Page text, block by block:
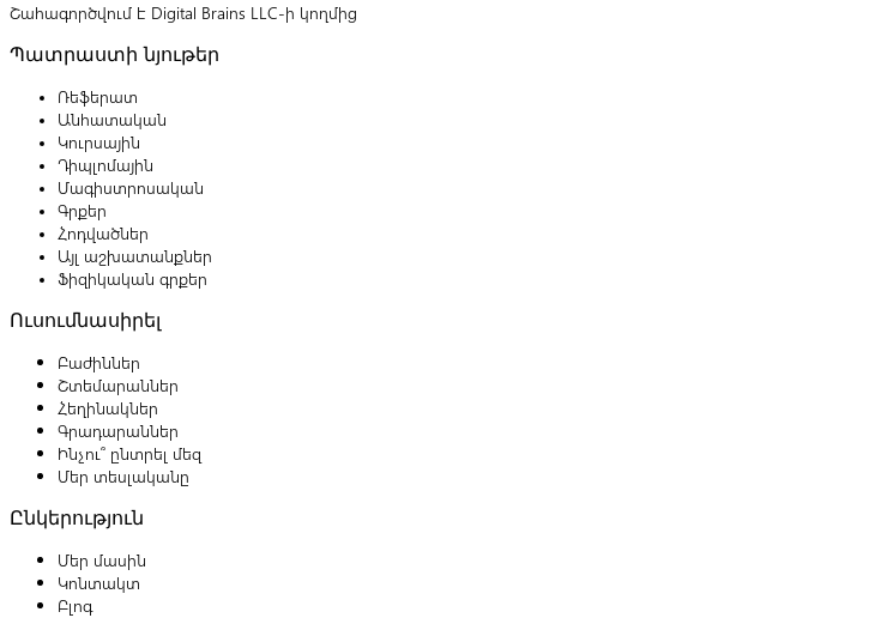
Շահագործվում է Digital Brains LLC-ի կողմից
Պատրաստի նյութեր
Ռեֆերատ
Անհատական
Կուրսային
Դիպլոմային
Մագիստրոսական
Գրքեր
Հոդվածներ
Այլ աշխատանքներ
Ֆիզիկական գրքեր
Ուսումնասիրել
Բաժիններ
Շտեմարաններ
Հեղինակներ
Գրադարաններ
Ինչու՞ ընտրել մեզ
Մեր տեսլականը
Ընկերություն
Մեր մասին
Կոնտակտ
Բլոգ